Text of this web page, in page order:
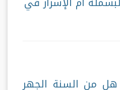
من السنة الجهر